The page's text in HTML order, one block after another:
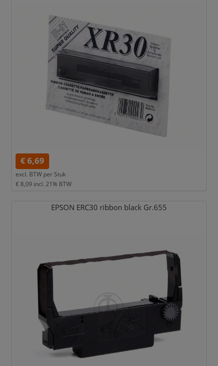
€ 6,69
excl. BTW per Stuk
€ 8,09 incl. 21% BTW
EPSON ERC30 ribbon black Gr.655